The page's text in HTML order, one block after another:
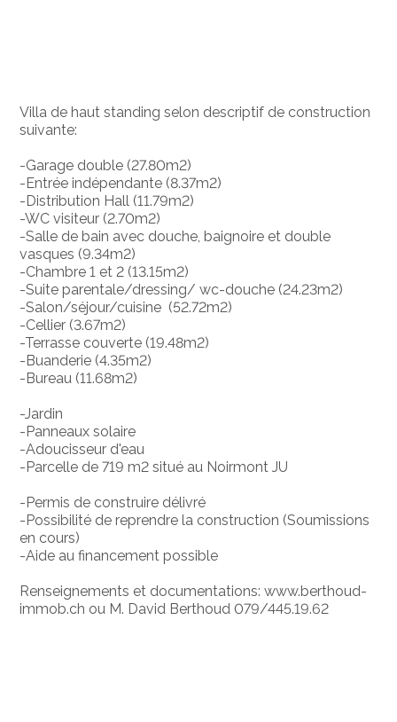
Villa de haut standing selon descriptif de construction
suivante:
-Garage double (27.80m2)
-Entrée indépendante (8.37m2)
-Distribution Hall (11.79m2)
-WC visiteur (2.70m2)
-Salle de bain avec douche, baignoire et double
vasques (9.34m2)
-Chambre 1 et 2 (13.15m2)
-Suite parentale/dressing/ wc-douche (24.23m2)
-Salon/séjour/cuisine (52.72m2)
-Cellier (3.67m2)
-Terrasse couverte (19.48m2)
-Buanderie (4.35m2)
-Bureau (11.68m2)
-Jardin
-Panneaux solaire
-Adoucisseur d'eau
-Parcelle de 719 m2 situé au Noirmont JU
-Permis de construire délivré
-Possibilité de reprendre la construction (Soumissions
en cours)
-Aide au financement possible
Renseignements et documentations: www.berthoud-
immob.ch ou M. David Berthoud 079/445.19.62